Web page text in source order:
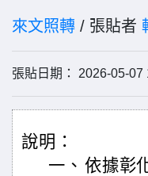
來文照轉 / 張貼者
張貼日期： 2026-05-
說明：
一、 依據彰